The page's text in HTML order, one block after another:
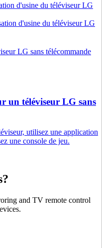
d'usine du téléviseur LG
d'usine du téléviseur LG
LG sans télécommande
un téléviseur LG sans
utilisez une application
une console de jeu.
and TV remote control